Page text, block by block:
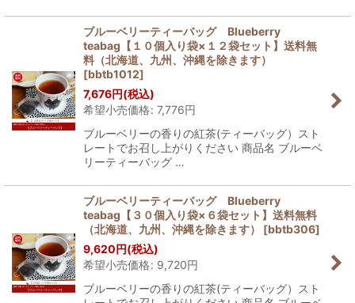
ブルーベリーティーバッグ Blueberry
teabag【１０個入り袋×１２袋セット】送料無
料（北海道、九州、沖縄を除きます）
[bbtb1012]
7,676円(税込)
希望小売価格: 7,776円
ブルーベリーの香りの紅茶(ティーバッグ）スト
レートでお召し上がりください 商品名 ブルーベ
リーティーバッグ …
ブルーベリーティーバッグ Blueberry
teabag【３０個入り袋×６袋セット】送料無料
（北海道、九州、沖縄を除きます）
[bbtb306]
9,620円(税込)
希望小売価格: 9,720円
ブルーベリーの香りの紅茶(ティーバッグ）スト